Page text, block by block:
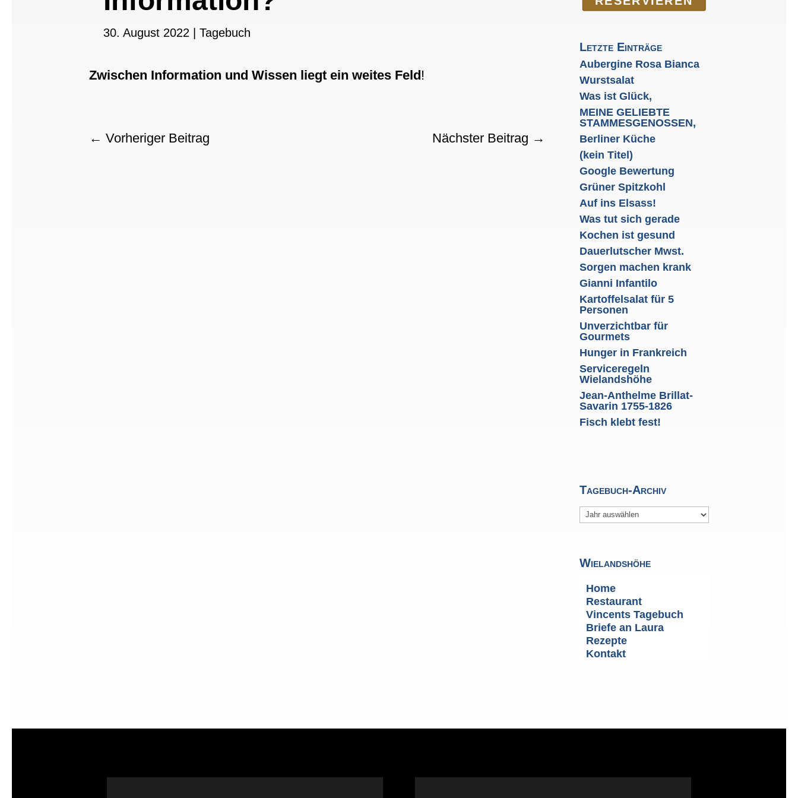
30. August 2022 |Tagebuch
Zwischen Information und Wissen liegt ein weites Feld !
←Vorheriger Beitrag Nächster Beitrag →
Letzte Einträge
Aubergine Rosa Bianca
Wurstsalat
Was ist Glück,
MEINE GELIEBTE
STAMMESGENOSSEN,
Berliner Küche
(kein Titel)
Google Bewertung
Grüner Spitzkohl
Auf ins Elsass!
Was tut sich gerade
Kochen ist gesund
Dauerlutscher Mwst.
Sorgen machen krank
Gianni Infantilo
Kartoffelsalat für 5
Personen
Unverzichtbar für
Gourmets
Hunger in Frankreich
Serviceregeln
Wielandshöhe
Jean-Anthelme Brillat-
Savarin 1755-1826
Fisch klebt fest!
Tagebuch-Archiv
Archiv
Wielandshöhe
Home
Restaurant
Vincents Tagebuch
Briefe an Laura
Rezepte
Kontakt